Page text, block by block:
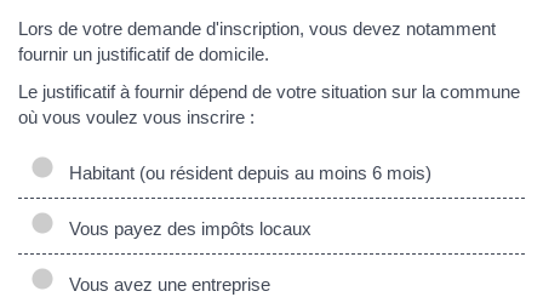
Lors de votre demande d'inscription, vous devez notamment
fournir un justificatif de domicile.
Le justificatif à fournir dépend de votre situation sur la commune
où vous voulez vous inscrire :
Habitant (ou résident depuis au moins 6 mois)
Vous payez des impôts locaux
Vous avez une entreprise